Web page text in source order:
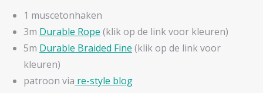
1 muscetonhaken
3m Durable Rope (klik op de link voor kleuren)
5m Durable Braided Fine (klik op de link voor
kleuren)
patroon via re-style blog